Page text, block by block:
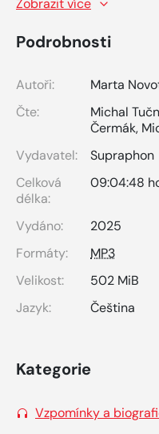
Zobrazit více
Podrobnosti
Autoři: Marta
Čte:
Michal
Čermák,
Vydavatel:
Supraphon
Celková
délka:
09:04:48
Vydáno:
2025
Formáty:
MP3
Velikost:
502 MiB
Jazyk:
Čeština
Kategorie
Vzpomínky a